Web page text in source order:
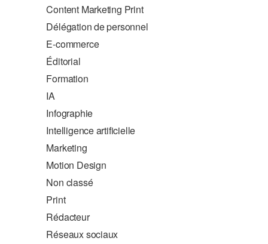
Content Marketing Print
Délégation de personnel
E-commerce
Éditorial
Formation
IA
Infographie
Intelligence artificielle
Marketing
Motion Design
Non classé
Print
Rédacteur
Réseaux sociaux